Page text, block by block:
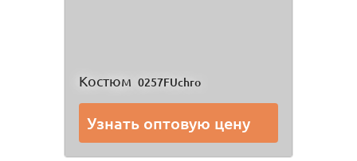
Костюм 0257FUchro
Узнать оптовую цену